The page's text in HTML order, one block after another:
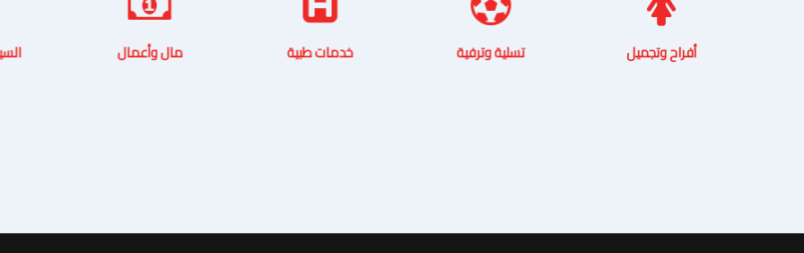
مال وأعمال خدمات طبية تسلية وترفية أفراح وتجميل